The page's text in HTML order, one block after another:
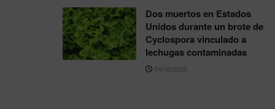
Dos muertos en Estados
Unidos durante un brote de
Cyclospora vinculado a
lechugas contaminadas
04/08/2026